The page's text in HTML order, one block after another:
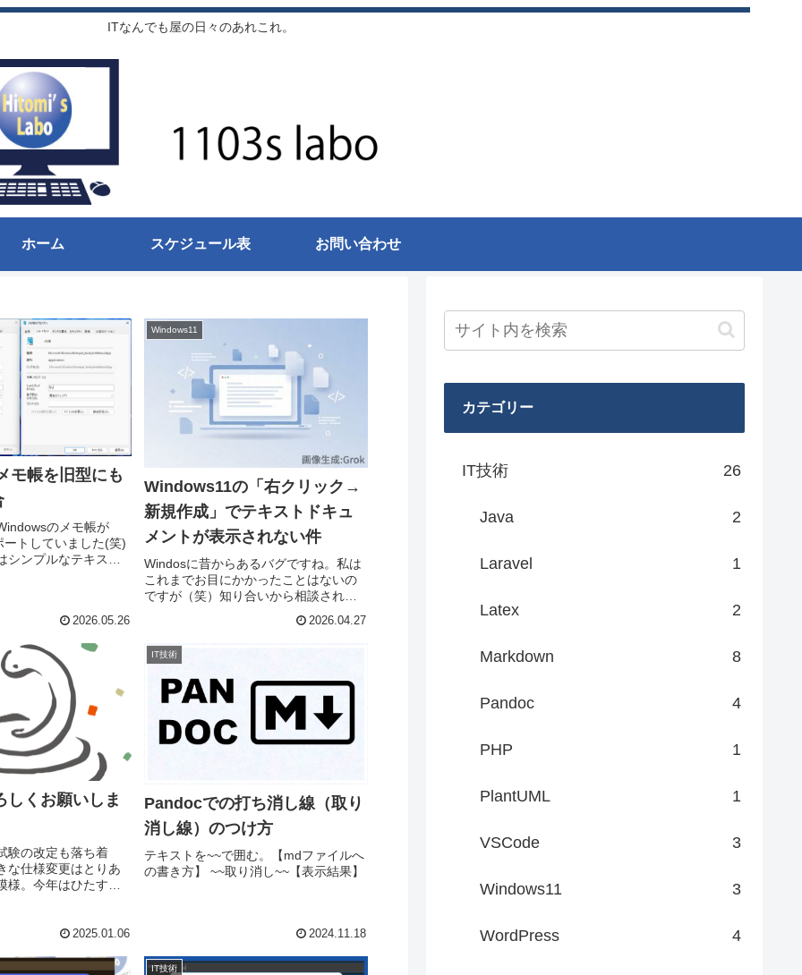
ITなんでも屋の日々のあれこれ。
ホーム スケジュール表 お問い合わせ
モ帳を旧型にも
のメモ帳が
トしていました(笑)
シンプルなテキスト
2026.05.26
Windows11
Windows11の「右クリック→
新規作成」でテキストドキュ
メントが表示されない件
Windosに昔からあるバグですね。私は
これまでお目にかかったことはないの
ですが（笑）知り合いから相談された
ておきます。右クリック→新規作成→
テキストドキュメントが出ない場合の
原因どうやら、Windowsの
2026.04.27
しくお願いしま
験の改定も落ち着
な仕様変更はとりあ
様。今年はひたす
2025.01.06
IT技術
Pandocでの打ち消し線（取り
消し線）のつけ方
テキストを~~で囲む。【mdファイルへ
の書き方】 ~~取り消し~~【表示結果】
2024.11.18
IT技術
カテゴリー
IT技術 26
Java 2
Laravel 1
Latex 2
Markdown 8
Pandoc 4
PHP 1
PlantUML 1
VSCode 3
Windows11 3
WordPress 4